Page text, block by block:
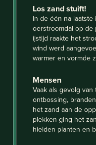
Los zand stuift!
In de één na
oerstroomdal op de
ijstijd raakte het
wind werd
warmer en vormde
Mensen
Vaak als gevolg
ontbossing,
het zand aan de
plekken ging het
hielden planten en